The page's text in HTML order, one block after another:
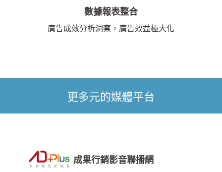
數據報表整合
廣告成效分析洞察，廣告效益極大化
更多元的媒體平台
成果行銷影音聯播網